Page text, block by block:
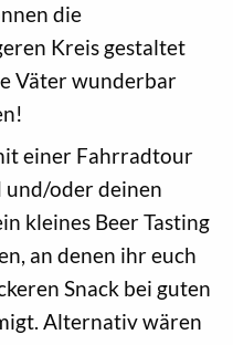
die
Kreis gestaltet
Väter wunderbar
einer Fahrradtour
und/oder deinen
kleines Beer Tasting
an denen ihr euch
Snack bei guten
Alternativ wären